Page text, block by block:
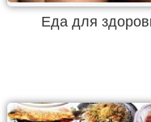
Еда для